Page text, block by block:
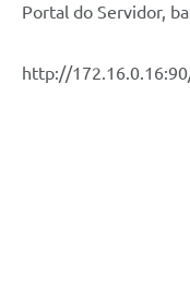
Portal do Servidor,
http://